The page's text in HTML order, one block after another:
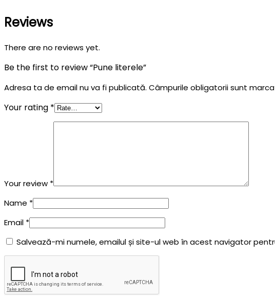
Reviews
There are no reviews yet.
Be the first to review “Pune literele”
Adresa ta de email nu va fi publicată. Câmpurile obligatorii sunt
Your rating *
Your review *
Name *
Email *
Salvează-mi numele, emailul și site-ul web în acest navigator